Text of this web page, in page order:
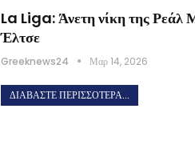
La Liga: Άνετη νίκη της Ρεάλ
Έλτσε
Greeknews24 Μαρ 14, 2026
ΔΙΑΒΆΣΤΕ ΠΕΡΙΣΣΌΤΕΡΑ...